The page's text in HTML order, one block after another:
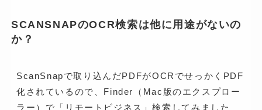
SCANSNAPのOCR検索は他に用途がないの
か？
ScanSnapで取り込んだPDFがOCRでせっかくPDF
化されているので、Finder（Mac版のエクスプロー
ラー）で「リモートビジネス」検索してみました